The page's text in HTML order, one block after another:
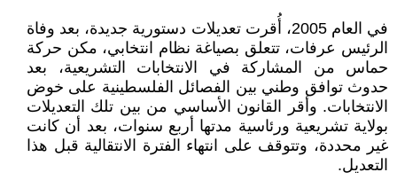
في العام 2005، أُقرت تعديلات دستورية جديدة، بعد وفاة
الرئيس عرفات، تتعلق بصياغة نظام انتخابي، مكن حركة
حماس من المشاركة في الانتخابات التشريعية، بعد
حدوث توافق وطني بين الفصائل الفلسطينية على خوض
الانتخابات. وأقر القانون الأساسي من بين تلك التعديلات
بولاية تشريعية ورئاسية مدتها أربع سنوات، بعد أن كانت
غير محددة، وتتوقف على انتهاء الفترة الانتقالية قبل هذا
التعديل.